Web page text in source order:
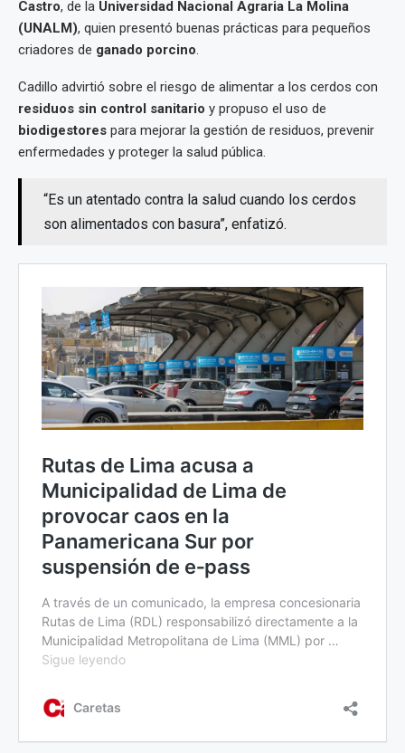
Castro, de la Universidad Nacional Agraria La Molina
(UNALM), quien presentó buenas prácticas para pequeños
criadores de ganado porcino.
Cadillo advirtió sobre el riesgo de alimentar a los cerdos con
residuos sin control sanitario y propuso el uso de
biodigestores para mejorar la gestión de residuos, prevenir
enfermedades y proteger la salud pública.
“Es un atentado contra la salud cuando los cerdos
son alimentados con basura”, enfatizó.